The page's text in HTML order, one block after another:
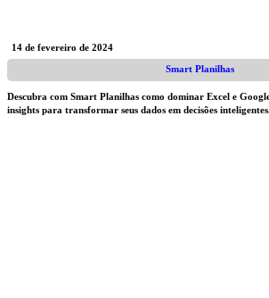
14 de fevereiro de 2024
Smart Planilhas
Descubra com Smart Planilhas como dominar Excel e
insights para transformar seus dados em decisões